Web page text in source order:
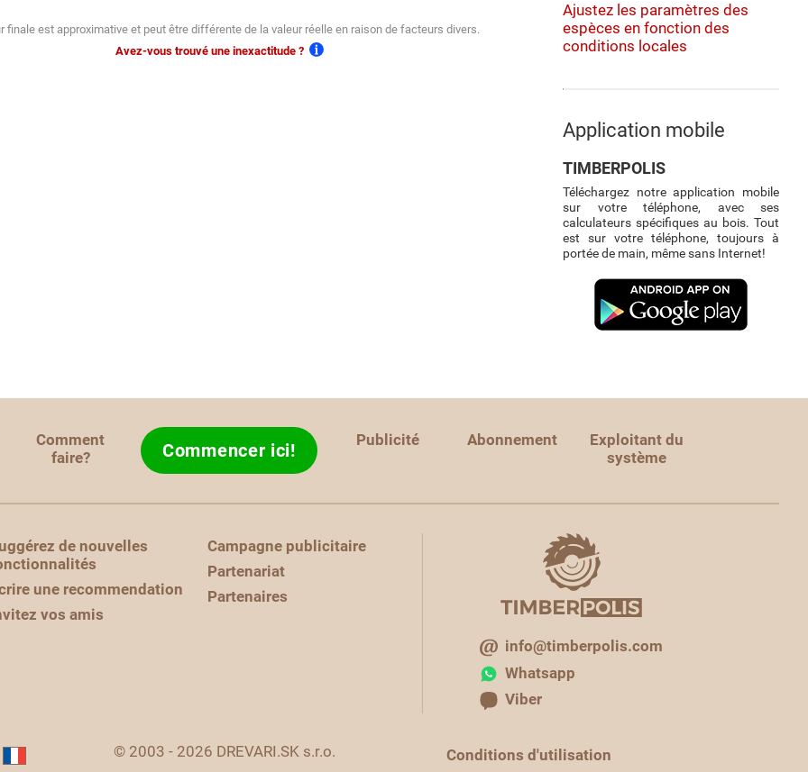
finale est approximative et peut être différente de la valeur réelle en raison de facteurs divers.
Avez-vous trouvé une inexactitude ?
Ajustez les paramètres des
espèces en fonction des
conditions locales
Application mobile
TIMBERPOLIS
Téléchargez notre application mobile
sur votre téléphone, avec ses
calculateurs spécifiques au bois. Tout
est sur votre téléphone, toujours à
portée de main, même sans Internet!
Comment
faire?
Commencer ici! Publicité Abonnement
Exploitant du
système
de nouvelles
une recommendation
vos amis
Campagne publicitaire
Partenariat
Partenaires
info@timberpolis.com
Whatsapp
Viber
© 2003 - 2026 DREVARI.SK s.r.o. Conditions d'utilisation